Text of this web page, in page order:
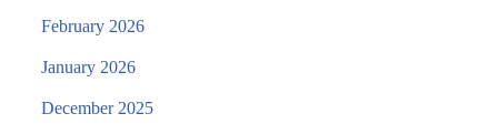
February 2026
January 2026
December 2025